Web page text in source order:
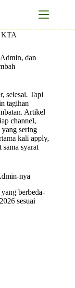
KTA
dan
selesai. Tapi
tagihan
Artikel
channel,
yang sering
kali apply,
sama syarat
nya
berbeda-
sesuai